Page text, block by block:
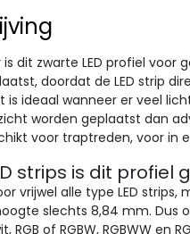
is dit zwarte LED profiel voor
doordat de LED strip
is ideaal wanneer er veel
worden geplaatst dan
voor traptreden, voor in
strips is dit profiel
vrijwel alle type LED
slechts 8,84 mm. Dus
RGB of RGBW, RGBWW en